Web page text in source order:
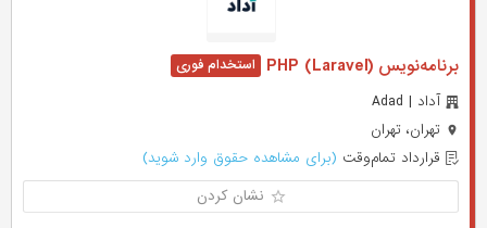
برنامه‌نویس (PHP (Laravel
آداد | Adad
تهران، تهران
قرارداد تمام‌وقت (برای مشاهده حقوق وارد شوید)
نشان کردن